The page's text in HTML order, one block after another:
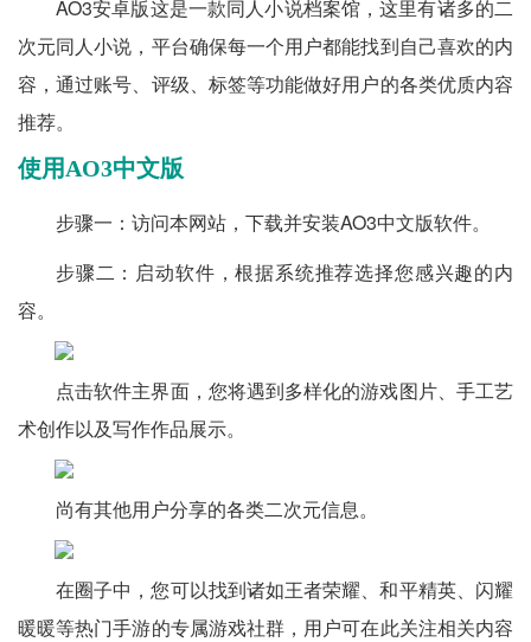
AO3安卓版这是一款同人小说档案馆，这里有诸多的二
次元同人小说，平台确保每一个用户都能找到自己喜欢的内
容，通过账号、评级、标签等功能做好用户的各类优质内容
推荐。
使用AO3中文版
步骤一：访问本网站，下载并安装AO3中文版软件。
步骤二：启动软件，根据系统推荐选择您感兴趣的内
容。
点击软件主界面，您将遇到多样化的游戏图片、手工艺
术创作以及写作作品展示。
尚有其他用户分享的各类二次元信息。
在圈子中，您可以找到诸如王者荣耀、和平精英、闪耀
暖暖等热门手游的专属游戏社群，用户可在此关注相关内容